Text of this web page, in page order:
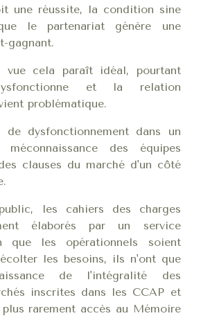
une réussite, la condition sine
le partenariat génère une
gagnant.
cela paraît idéal, pourtant
et la relation
problématique.
de dysfonctionnement dans un
des équipes
clauses du marché d'un côté
les cahiers des charges
élaborés par un service
que les opérationnels soient
les besoins, ils n'ont que
de l'intégralité des
inscrites dans les CCAP et
rarement accès au Mémoire